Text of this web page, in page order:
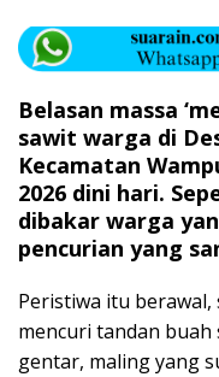
Belasan massa
sawit warga di
Kecamatan
2026 dini hari.
dibakar warga
pencurian yang
Peristiwa itu
mencuri tandan buah
gentar, maling yang